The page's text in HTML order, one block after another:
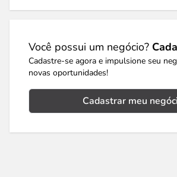
Você possui um negócio?
Cadastre-se agora e impulsione seu
novas oportunidades!
Cadastrar meu